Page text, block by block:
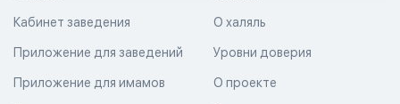
О халяль
Уровни доверия
Кабинет заведения
Приложение для заведений
Приложение для имамов О проекте